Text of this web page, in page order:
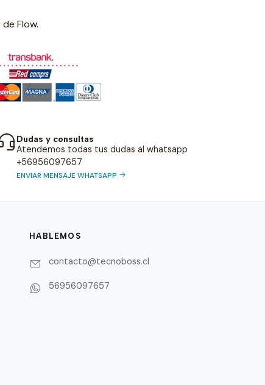
Flow.
Dudas y consultas
Atendemos todas tus dudas al whatsapp
+56956097657
ENVIAR MENSAJE WHATSAPP
HABLEMOS
contacto@tecnoboss.cl
56956097657